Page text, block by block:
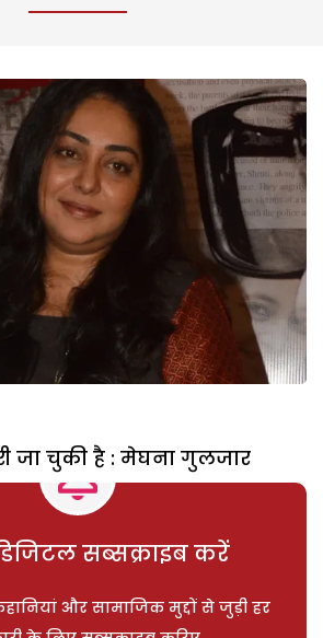
जा चुकी है : मेघना गुलजार
सब्सक्राइब करें
और सामाजिक मुद्दों से जुड़ी हर